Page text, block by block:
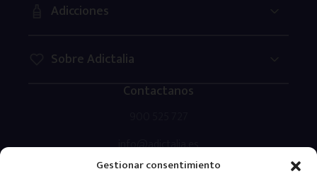
Gestionar consentimiento
Adicciones
Sobre Adictalia
Contactanos
info@adictalia.es
prensa@adictalia.es